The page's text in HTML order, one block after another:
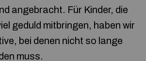
angebracht. Für Kinder, die
geduld mitbringen, haben wir
bei denen nicht so lange
muss.